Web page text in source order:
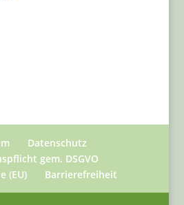
Datenschutz
gem. DSGVO
(EU)
Barrierefreiheit